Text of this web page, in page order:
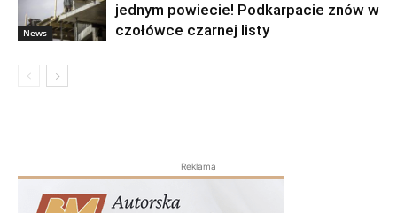
News
jednym powiecie! Podkarpacie znów w
czołówce czarnej listy
Reklama